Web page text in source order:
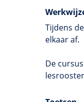
Tijdens
elkaar af.
De